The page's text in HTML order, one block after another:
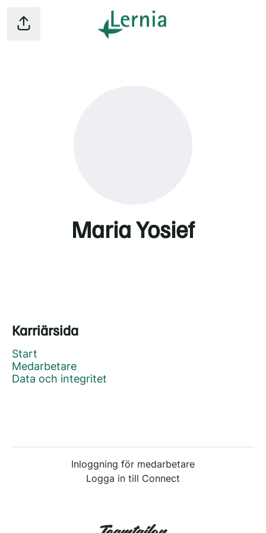
Dela sidan
Maria Yosief
Karriärsida
Start
Medarbetare
Data och integritet
Inloggning för medarbetare
Logga in till Connect